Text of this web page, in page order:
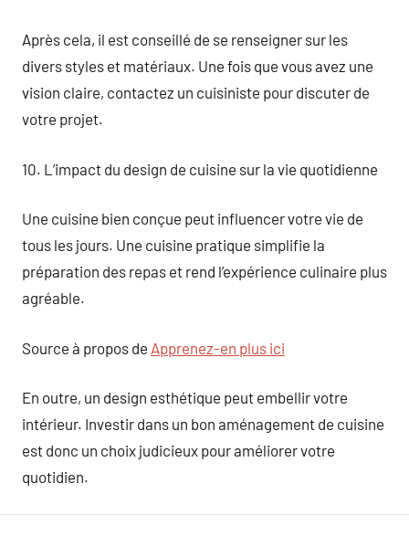
Après cela, il est conseillé de se renseigner sur les
divers styles et matériaux. Une fois que vous avez une
vision claire, contactez un cuisiniste pour discuter de
votre projet.
10. L’impact du design de cuisine sur la vie quotidienne
Une cuisine bien conçue peut influencer votre vie de
tous les jours. Une cuisine pratique simplifie la
préparation des repas et rend l’expérience culinaire plus
agréable.
Source à propos de Apprenez-en plus ici
En outre, un design esthétique peut embellir votre
intérieur. Investir dans un bon aménagement de cuisine
est donc un choix judicieux pour améliorer votre
quotidien.